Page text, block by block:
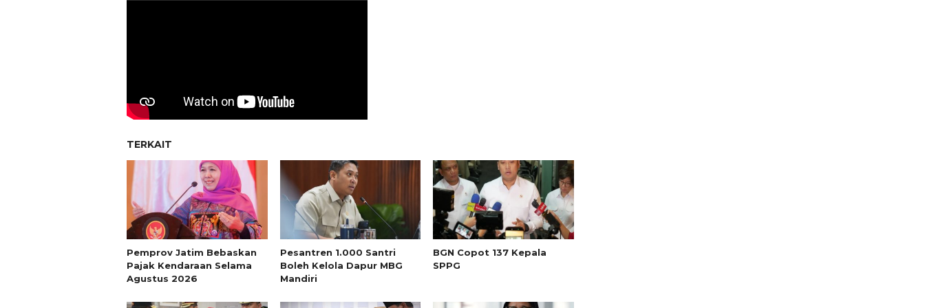
TERKAIT
Pemprov Jatim Bebaskan
Pajak Kendaraan Selama
Agustus 2026
Pesantren 1.000 Santri
Boleh Kelola Dapur MBG
Mandiri
BGN Copot 137 Kepala
SPPG